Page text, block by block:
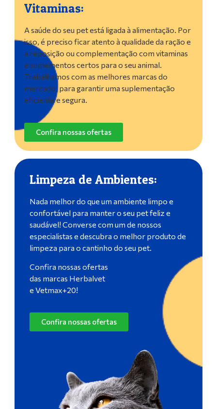
Vitaminas:
A saúde do seu pet está ligada à alimentação. Por
isso, é preciso ficar atento à qualidade da ração e
a reposição ou complementação com vitaminas
e suplementos certos para o seu animal.
Trabalhamos com as melhores marcas do
mercado, para garantir uma suplementação
eficiente e segura.
Confira nossas ofertas
Limpeza de Ambientes:
Nada melhor do que um ambiente limpo e
confortável para manter o seu pet feliz e
saudável! Converse com um de nossos
especialistas e descubra o melhor produto de
limpeza para o cantinho do seu pet.
Confira nossas ofertas
das marcas Herbalvet
e Vetmax+20!
Confira nossas ofertas